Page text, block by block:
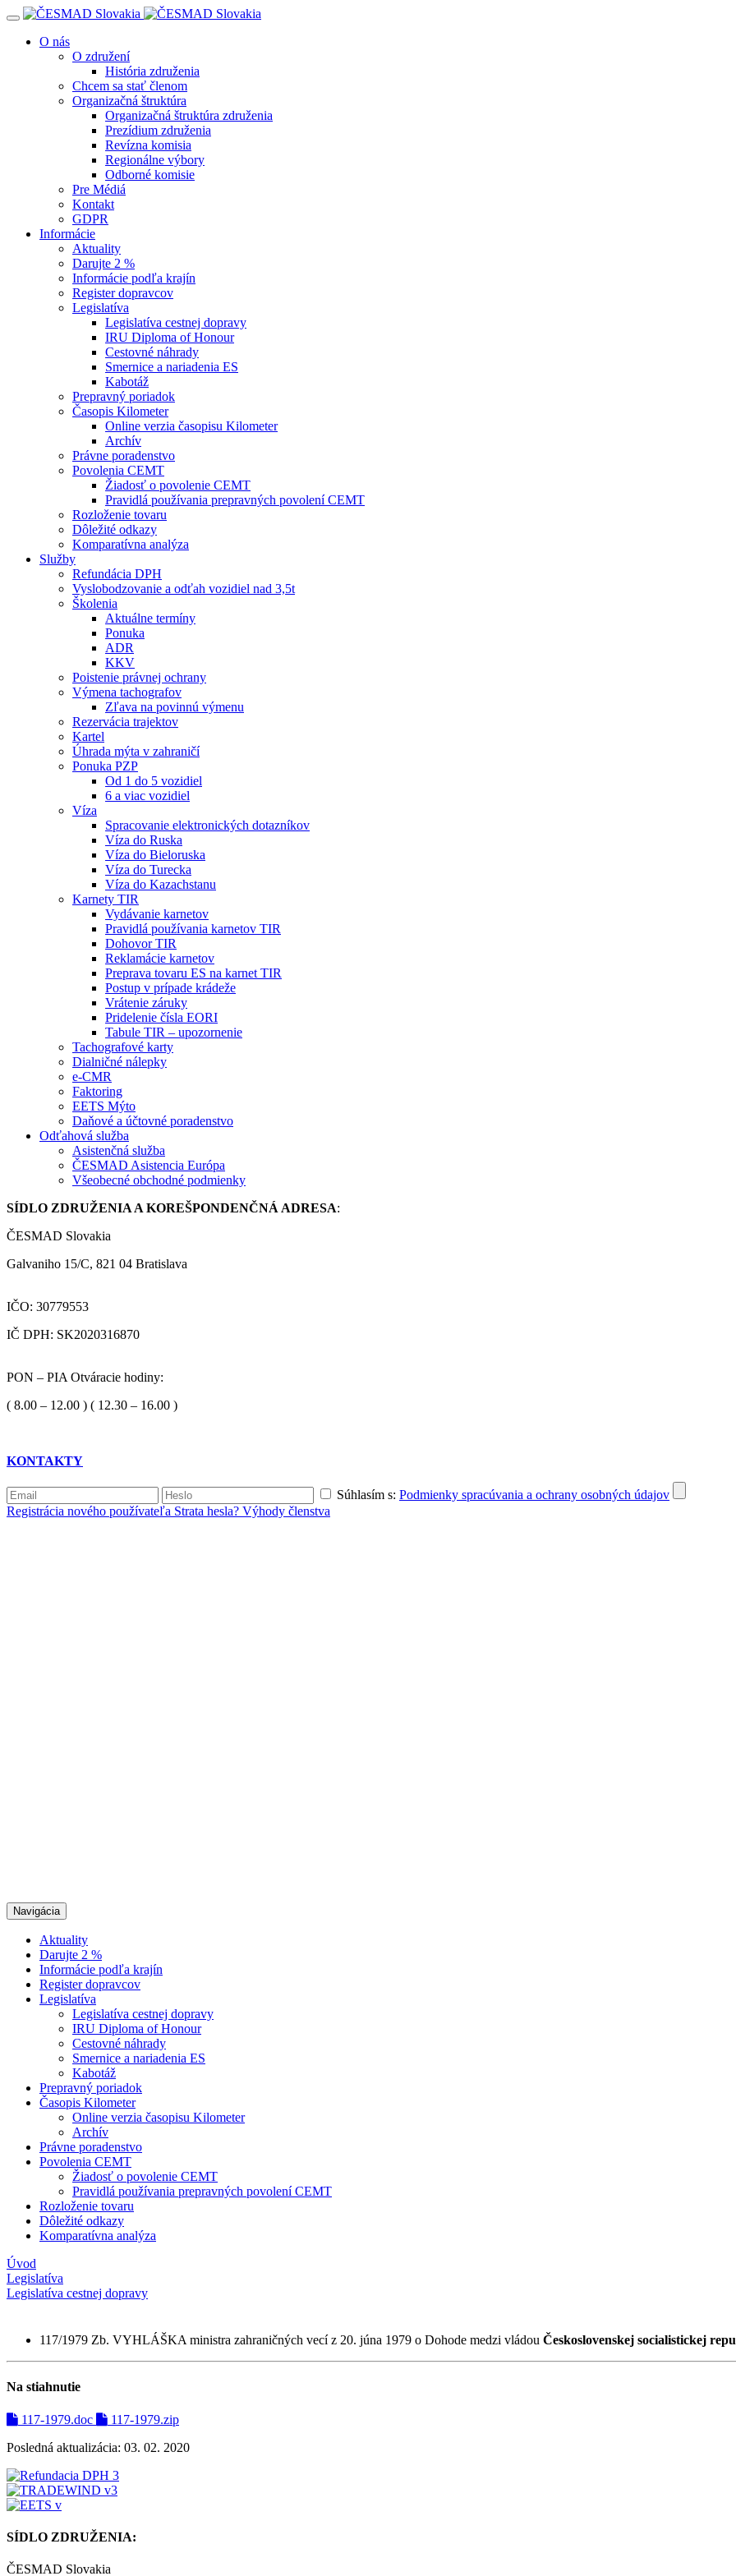
Navigácia
O nás
O združení
História združenia
Chcem sa stať členom
Organizačná štruktúra
Organizačná štruktúra združenia
Prezídium združenia
Revízna komisia
Regionálne výbory
Odborné komisie
Pre Médiá
Kontakt
GDPR
Informácie
Aktuality
Darujte 2 %
Informácie podľa krajín
Register dopravcov
Legislatíva
Legislatíva cestnej dopravy
IRU Diploma of Honour
Cestovné náhrady
Smernice a nariadenia ES
Kabotáž
Prepravný poriadok
Časopis Kilometer
Online verzia časopisu Kilometer
Archív
Právne poradenstvo
Povolenia CEMT
Žiadosť o povolenie CEMT
Pravidlá používania prepravných povolení CEMT
Rozloženie tovaru
Dôležité odkazy
Komparatívna analýza
Služby
Refundácia DPH
Vyslobodzovanie a odťah vozidiel nad 3,5t
Školenia
Aktuálne termíny
Ponuka
ADR
KKV
Poistenie právnej ochrany
Výmena tachografov
Zľava na povinnú výmenu
Rezervácia trajektov
Kartel
Úhrada mýta v zahraničí
Ponuka PZP
Od 1 do 5 vozidiel
6 a viac vozidiel
Víza
Spracovanie elektronických dotazníkov
Víza do Ruska
Víza do Bieloruska
Víza do Turecka
Víza do Kazachstanu
Karnety TIR
Vydávanie karnetov
Pravidlá používania karnetov TIR
Dohovor TIR
Reklamácie karnetov
Preprava tovaru ES na karnet TIR
Postup v prípade krádeže
Vrátenie záruky
Pridelenie čísla EORI
Tabule TIR – upozornenie
Tachografové karty
Dialničné nálepky
e-CMR
Faktoring
EETS Mýto
Daňové a účtovné poradenstvo
Odťahová služba
Asistenčná služba
ČESMAD Asistencia Európa
Všeobecné obchodné podmienky
SÍDLO ZDRUŽENIA A KOREŠPONDENČNÁ ADRESA:
ČESMAD Slovakia
Galvaniho 15/C, 821 04 Bratislava
IČO: 30779553
IČ DPH: SK2020316870
PON – PIA Otváracie hodiny:
( 8.00 – 12.00 ) ( 12.30 – 16.00 )
KONTAKTY
Súhlasím s: Podmienky spracúvania a ochrany osobných údajov
Registrácia nového používateľa Strata hesla? Výhody členstva
Navigácia
Aktuality
Darujte 2 %
Informácie podľa krajín
Register dopravcov
Legislatíva
Legislatíva cestnej dopravy
IRU Diploma of Honour
Cestovné náhrady
Smernice a nariadenia ES
Kabotáž
Prepravný poriadok
Časopis Kilometer
Online verzia časopisu Kilometer
Archív
Právne poradenstvo
Povolenia CEMT
Žiadosť o povolenie CEMT
Pravidlá používania prepravných povolení CEMT
Rozloženie tovaru
Dôležité odkazy
Komparatívna analýza
Úvod
Legislatíva
Legislatíva cestnej dopravy
117/1979 Zb. VYHLÁŠKA ministra zahraničných vecí z 20. júna 1979 o Dohode medzi vládou Československej socialistickej
Na stiahnutie
117-1979.doc
117-1979.zip
Posledná aktualizácia: 03. 02. 2020
SÍDLO ZDRUŽENIA:
ČESMAD Slovakia